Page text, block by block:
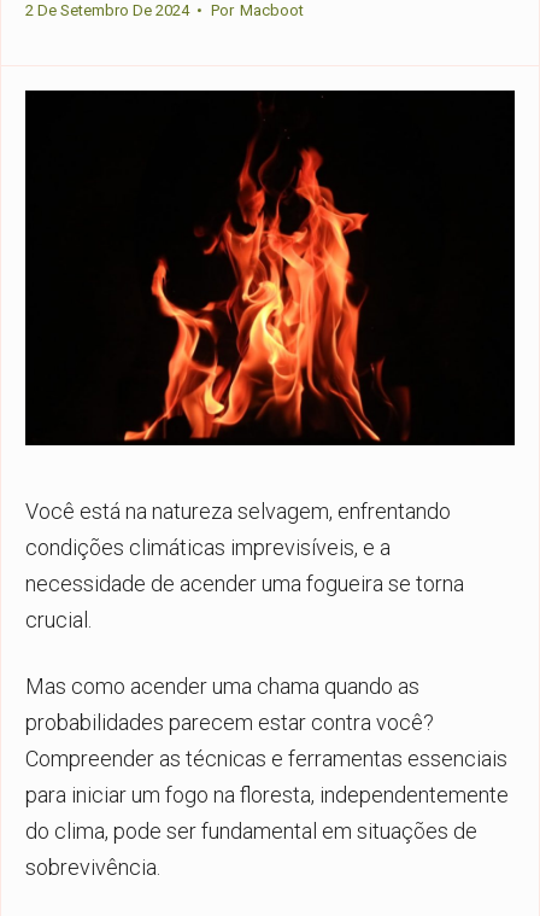
2 De Setembro De 2024 • Por Macboot
Você está na natureza selvagem, enfrentando
condições climáticas imprevisíveis, e a
necessidade de acender uma fogueira se torna
crucial.
Mas como acender uma chama quando as
probabilidades parecem estar contra você?
Compreender as técnicas e ferramentas essenciais
para iniciar um fogo na floresta, independentemente
do clima, pode ser fundamental em situações de
sobrevivência.